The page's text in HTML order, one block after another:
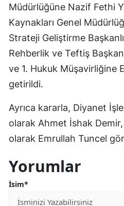
Müdürlüğüne Nazif Fethi
Kaynakları Genel
Strateji Geliştirme
Rehberlik ve Teftiş
ve 1. Hukuk Müşavirliğine
getirildi.
Ayrıca kararla, Diyanet
olarak Ahmet İshak
olarak Emrullah Tuncel
Yorumlar
İsim*